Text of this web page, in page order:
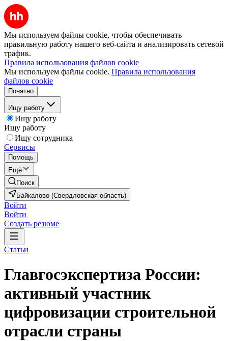
Мы используем файлы cookie, чтобы обеспечивать
правильную работу нашего веб-сайта и анализировать сетевой
трафик.
Правила использования файлов cookie
Мы используем файлы cookie. Правила использования
файлов cookie
Понятно
Ищу работу
Ищу работу
Ищу работу
Ищу сотрудника
Сервисы
Помощь
Ещё
Поиск
Байкалово (Свердловская область)
Войти
Войти
Создать резюме
Статьи
Главгосэкспертиза России:
активный участник
цифровизации строительной
отрасли страны